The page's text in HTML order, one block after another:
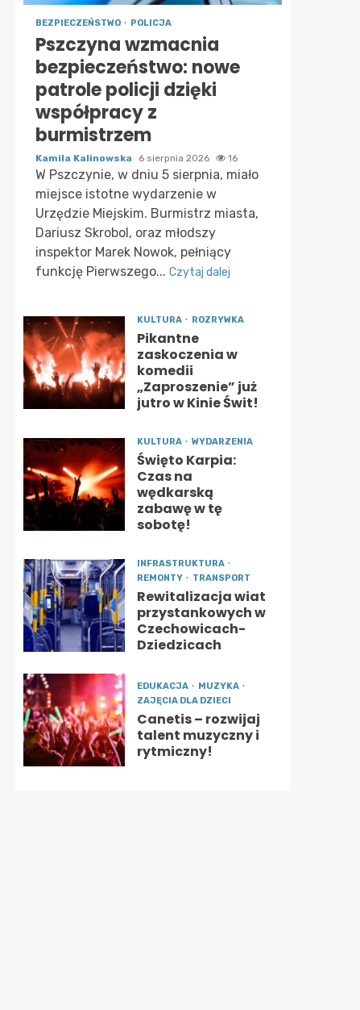
BEZPIECZEŃSTWO POLICJA
Pszczyna wzmacnia
bezpieczeństwo: nowe
patrole policji dzięki
współpracy z
burmistrzem
Kamila Kalinowska 6 sierpnia 2026 16
W Pszczynie, w dniu 5 sierpnia, miało
miejsce istotne wydarzenie w
Urzędzie Miejskim. Burmistrz miasta,
Dariusz Skrobol, oraz młodszy
inspektor Marek Nowok, pełniący
funkcję Pierwszego... Czytaj dalej
KULTURA ROZRYWKA
Pikantne
zaskoczenia w
komedii
„Zaproszenie” już
jutro w Kinie Świt!
KULTURA WYDARZENIA
Święto Karpia:
Czas na
wędkarską
zabawę w tę
sobotę!
INFRASTRUKTURA
REMONTY
TRANSPORT
Rewitalizacja wiat
przystankowych w
Czechowicach-
Dziedzicach
EDUKACJA
MUZYKA
ZAJĘCIA DLA DZIECI
Canetis – rozwijaj
talent muzyczny i
rytmiczny!